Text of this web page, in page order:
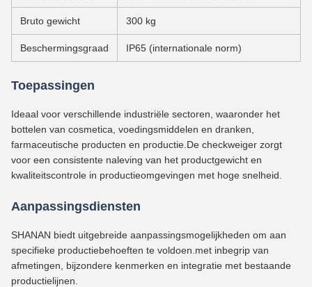
Bruto gewicht 300 kg
Beschermingsgraad IP65 (internationale norm)
Toepassingen
Ideaal voor verschillende industriële sectoren, waaronder het
bottelen van cosmetica, voedingsmiddelen en dranken,
farmaceutische producten en productie.De checkweiger zorgt
voor een consistente naleving van het productgewicht en
kwaliteitscontrole in productieomgevingen met hoge snelheid.
Aanpassingsdiensten
SHANAN biedt uitgebreide aanpassingsmogelijkheden om aan
specifieke productiebehoeften te voldoen.met inbegrip van
afmetingen, bijzondere kenmerken en integratie met bestaande
productielijnen.